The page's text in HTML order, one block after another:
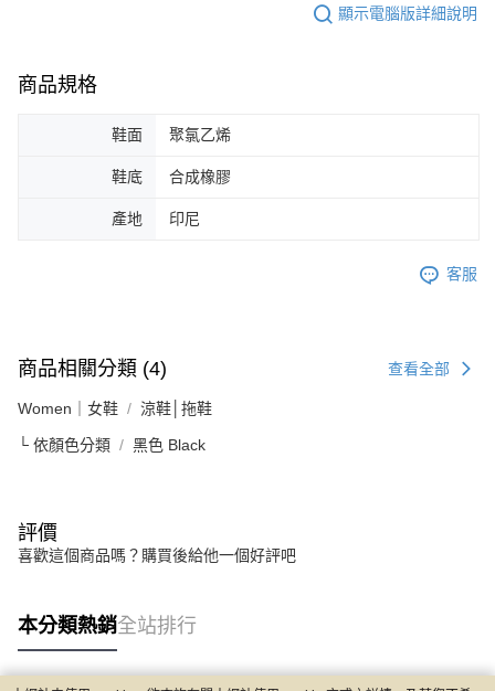
顯示電腦版詳細說明
商品規格
鞋面 聚氯乙烯
鞋底 合成橡膠
產地 印尼
客服
商品相關分類 (4) 查看全部
Women｜女鞋 涼鞋│拖鞋
└ 依顏色分類 黑色 Black
評價
喜歡這個商品嗎？購買後給他一個好評吧
本分類熱銷全站排行